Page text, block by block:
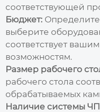
соответствующей
Бюджет:
выберите
соответствует
возможностям.
Размер рабочего
рабочего стола
обрабатываемых
Наличие системы